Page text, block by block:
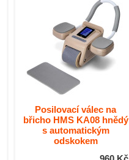
Posilovací válec na
břicho HMS KA08 hnědý
s automatickým
odskokem